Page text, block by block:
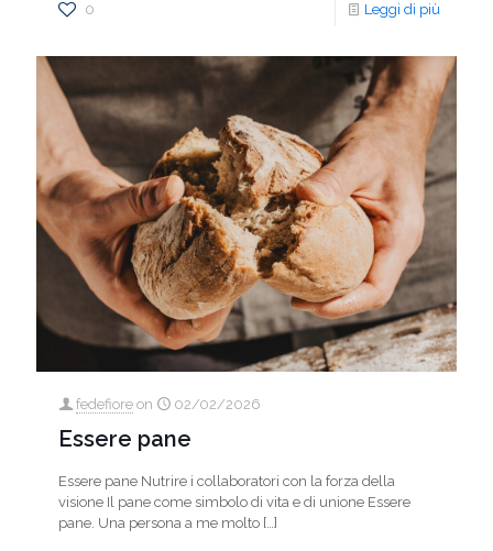
0 Leggi di più
fedefiore on 02/02/2026
Essere pane
Essere pane Nutrire i collaboratori con la forza della
visione Il pane come simbolo di vita e di unione Essere
pane. Una persona a me molto […]